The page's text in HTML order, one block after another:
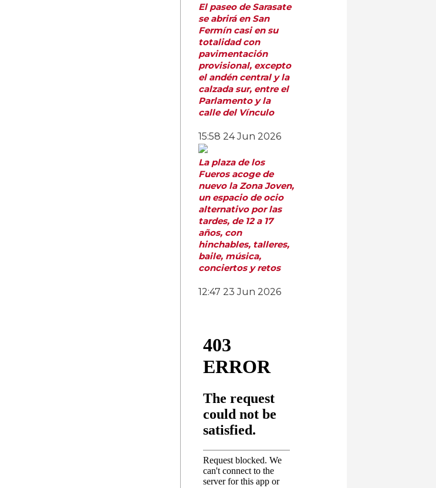
El paseo de Sarasate
se abrirá en San
Fermín casi en su
totalidad con
pavimentación
provisional, excepto
el andén central y la
calzada sur, entre el
Parlamento y la
calle del Vínculo
15:58 24 Jun 2026
La plaza de los
Fueros acoge de
nuevo la Zona Joven,
un espacio de ocio
alternativo por las
tardes, de 12 a 17
años, con
hinchables, talleres,
baile, música,
conciertos y retos
12:47 23 Jun 2026